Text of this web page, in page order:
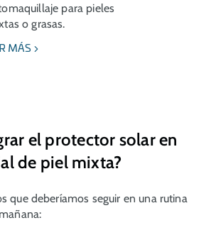
para pieles
o grasas.
MÁS
el protector solar en
de piel mixta?
que deberíamos seguir en una rutina